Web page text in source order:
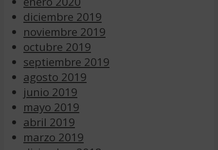
diciembre 2019
noviembre 2019
octubre 2019
septiembre 2019
agosto 2019
junio 2019
mayo 2019
abril 2019
marzo 2019